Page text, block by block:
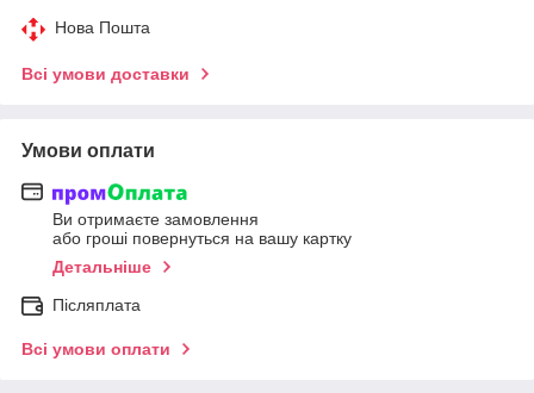
Нова Пошта
Всі умови доставки
Умови оплати
Ви отримаєте замовлення
або гроші повернуться на вашу картку
Детальніше
Післяплата
Всі умови оплати